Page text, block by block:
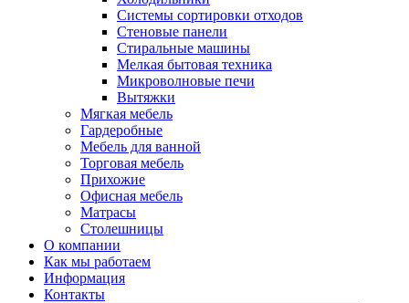
Системы сортировки отходов
Стеновые панели
Стиральные машины
Мелкая бытовая техника
Микроволновые печи
Вытяжки
Мягкая мебель
Гардеробные
Мебель для ванной
Торговая мебель
Прихожие
Офисная мебель
Матрасы
Столешницы
О компании
Как мы работаем
Информация
Контакты